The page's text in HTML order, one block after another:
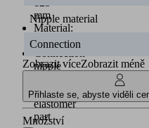
mm
Material:
NBR
nipple
to
elastomer
part
Nipple material
Connection
Zobrazit víceZobrazit méně
Přihlaste se, abyste viděli
Množství